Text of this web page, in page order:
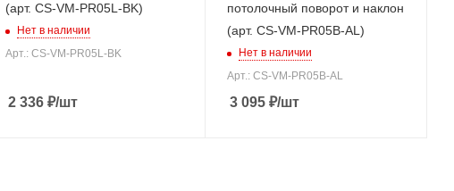
(арт. CS-VM-PR05L-BK)
Нет в наличии
Арт.: CS-VM-PR05L-BK
2 336₽/шт
потолочный поворот и наклон
(арт. CS-VM-PR05B-AL)
Нет в наличии
Арт.: CS-VM-PR05B-AL
3 095₽/шт